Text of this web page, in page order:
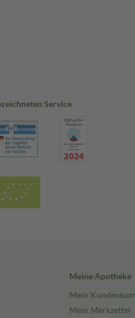
Service
Meine Apotheke
Mein
Mein Merkzettel